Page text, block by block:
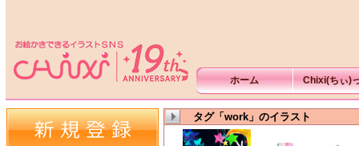
ホーム Chixi(ちぃ)
タグ「work」のイラスト